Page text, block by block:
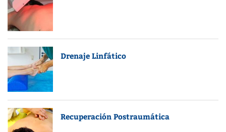
Drenaje Linfático
Recuperación Postraumática